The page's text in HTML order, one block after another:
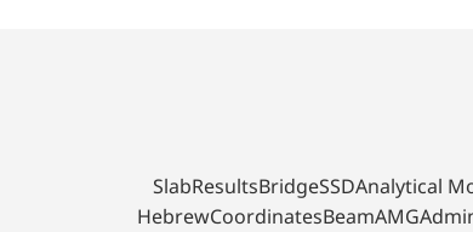
Analytical
SSD
Bridge
Results
Slab
AMG
Beam
Coordinates
Hebrew